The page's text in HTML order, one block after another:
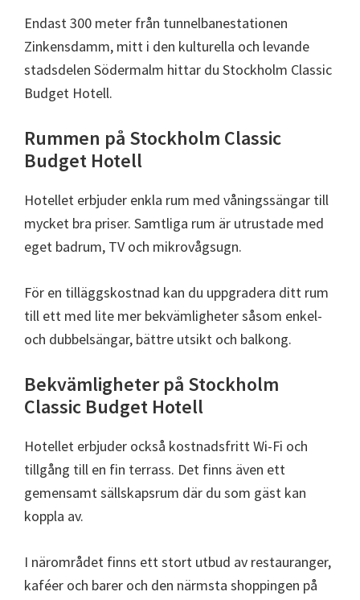
Endast 300 meter från tunnelbanestationen
Zinkensdamm, mitt i den kulturella och levande
stadsdelen Södermalm hittar du Stockholm Classic
Budget Hotell.
Rummen på Stockholm Classic
Budget Hotell
Hotellet erbjuder enkla rum med våningssängar till
mycket bra priser. Samtliga rum är utrustade med
eget badrum, TV och mikrovågsugn.
För en tilläggskostnad kan du uppgradera ditt rum
till ett med lite mer bekvämligheter såsom enkel-
och dubbelsängar, bättre utsikt och balkong.
Bekvämligheter på Stockholm
Classic Budget Hotell
Hotellet erbjuder också kostnadsfritt Wi-Fi och
tillgång till en fin terrass. Det finns även ett
gemensamt sällskapsrum där du som gäst kan
koppla av.
I närområdet finns ett stort utbud av restauranger,
kaféer och barer och den närmsta shoppingen på